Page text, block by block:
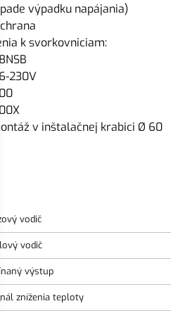
výpadku napájania)
k svorkovniciam:
230V
v inštalačnej krabici Ø 60
vodič
vodič
výstup
zníženia teploty